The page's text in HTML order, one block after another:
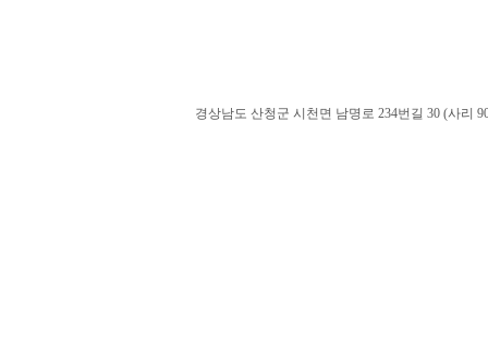
경상남도 산청군 시천면 남명로 234번길 30 (사리